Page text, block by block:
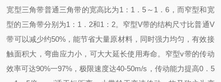
宽型三角带普通三角带的宽高比为1：1．5～1．6，而窄型和宽
型的三角带分别为1：1．2和1：2。窄型V带的结构尺寸比普通V
带可以减少约50%，能节省大量原材料，同时强力均匀，有效接
触面积大，弯曲应力小，可大大延长使用寿命。窄型v带的传动
效率可达90%一97%，极限速度达40-50m/s，传动能力提高0．5